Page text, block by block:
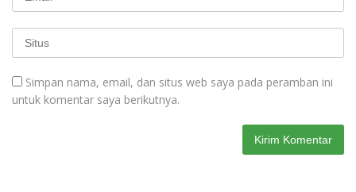
Simpan nama, email, dan situs web saya pada peramban ini
untuk komentar saya berikutnya.